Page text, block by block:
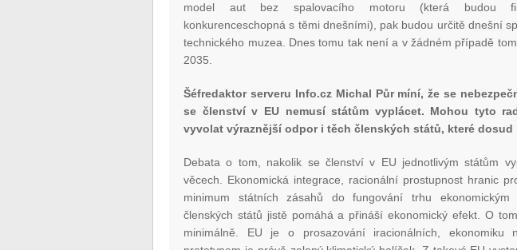
model aut bez spalovacího motoru (která budou
konkurenceschopná s těmi dnešními), pak budou určitě dnešní
technického muzea. Dnes tomu tak není a v žádném případě
2035.
Šéfredaktor serveru Info.cz Michal Půr míní, že se
se členství v EU nemusí státům vyplácet. Mohou tyto
vyvolat výraznější odpor i těch členských států, které dosud
Debata o tom, nakolik se členství v EU jednotlivým státům
věcech. Ekonomická integrace, racionální prostupnost hranic
minimum státních zásahů do fungování trhu ekonomickým
členských států jistě pomáhá a přináší ekonomický efekt. O
minimálně. EU je o prosazování iracionálních, ekonomiku